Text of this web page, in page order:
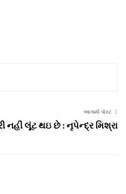
આગામી પોસ્ટ
નહીં લૂંટ થઇ છે : નૃપેન્દ્ર મિશ્રા